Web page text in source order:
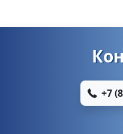
+7